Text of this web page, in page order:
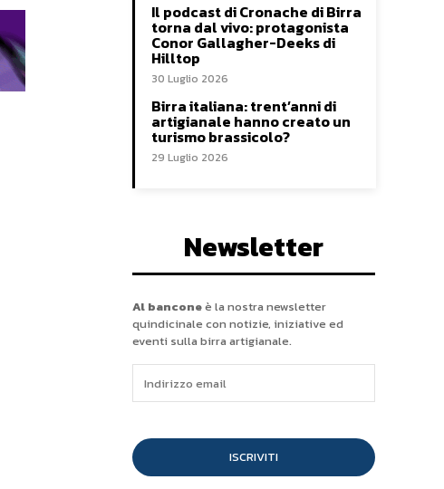
Il podcast di Cronache di Birra
torna dal vivo: protagonista
Conor Gallagher-Deeks di
Hilltop
30 Luglio 2026
Birra italiana: trent’anni di
artigianale hanno creato un
turismo brassicolo?
29 Luglio 2026
Newsletter
Al banconeè la nostra newsletter
quindicinale con notizie, iniziative ed
eventi sulla birra artigianale.
ISCRIVITI